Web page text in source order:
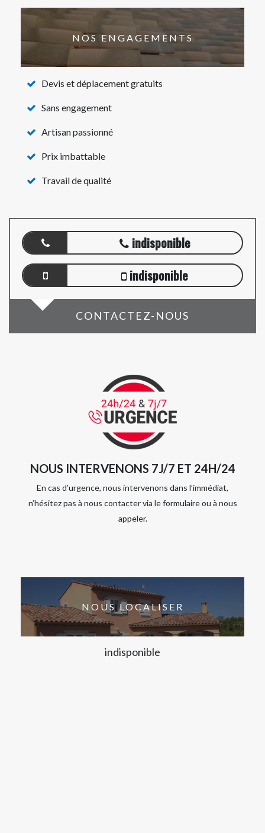
NOS ENGAGEMENTS
Devis et déplacement gratuits
Sans engagement
Artisan passionné
Prix imbattable
Travail de qualité
indisponible
indisponible
CONTACTEZ-NOUS
NOUS INTERVENONS 7J/7 ET 24H/24
En cas d’urgence, nous intervenons dans l’immédiat,
n’hésitez pas à nous contacter via le formulaire ou à nous
appeler.
NOUS LOCALISER
indisponible